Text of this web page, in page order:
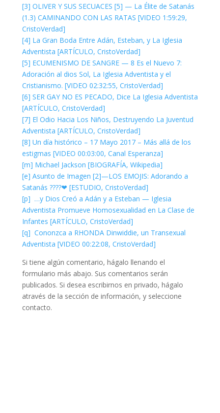
[3] OLIVER Y SUS SECUACES [5] — La Élite de Satanás
(1.3) CAMINANDO CON LAS RATAS [VIDEO 1:59:29,
CristoVerdad]
[4] La Gran Boda Entre Adán, Esteban, y La Iglesia
Adventista [ARTÍCULO, CristoVerdad]
[5] ECUMENISMO DE SANGRE — 8 Es el Nuevo 7:
Adoración al dios Sol, La Iglesia Adventista y el
Cristianismo. [VIDEO 02:32:55, CristoVerdad]
[6] SER GAY NO ES PECADO, Dice La Iglesia Adventista
[ARTÍCULO, CristoVerdad]
[7] El Odio Hacia Los Niños, Destruyendo La Juventud
Adventista [ARTÍCULO, CristoVerdad]
[8] Un día histórico – 17 Mayo 2017 – Más allá de los
estigmas [VIDEO 00:03:00, Canal Esperanza]
[m] Michael Jackson [BIOGRAFÍA, Wikipedia]
[e] Asunto de Imagen [2]—LOS EMOJIS: Adorando a
Satanás ????❤ [ESTUDIO, CristoVerdad]
[p] …y Dios Creó a Adán y a Esteban — Iglesia
Adventista Promueve Homosexualidad en La Clase de
Infantes [ARTÍCULO, CristoVerdad]
[q] Cononzca a RHONDA Dinwiddie, un Transexual
Adventista [VIDEO 00:22:08, CristoVerdad]
Si tiene algún comentario, hágalo llenando el
formulario más abajo. Sus comentarios serán
publicados. Si desea escribirnos en privado, hágalo
através de la sección de información, y seleccione
contacto.